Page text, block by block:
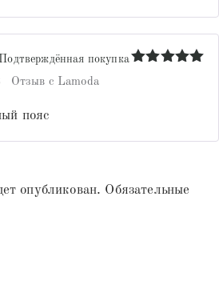
покупка
Отзыв с Lamoda
пояс
опубликован. Обязательные